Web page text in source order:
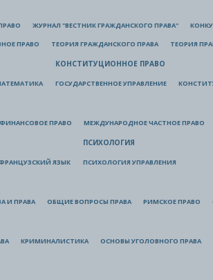
ЖУРНАЛ "ВЕСТНИК ГРАЖДАНСКОГО ПРАВА"
ПРАВО ТЕОРИЯ ГРАЖДАНСКОГО ПРАВА ТЕОРИЯ
КОНСТИТУЦИОННОЕ ПРАВО
ГОСУДАРСТВЕННОЕ УПРАВЛЕНИЕ
ПРАВО МЕЖДУНАРОДНОЕ ЧАСТНОЕ ПРАВО
ЯЗЫК
ПСИХОЛОГИЯ
ПСИХОЛОГИЯ УПРАВЛЕНИЯ
И ПРАВА ОБЩИЕ ВОПРОСЫ ПРАВА РИМСКОЕ ПРАВО
КРИМИНАЛИСТИКА ОСНОВЫ УГОЛОВНОГО ПРАВА